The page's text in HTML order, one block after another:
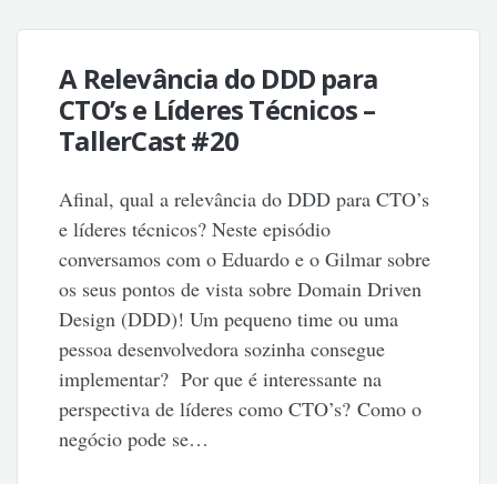
A Relevância do DDD para
CTO’s e Líderes Técnicos –
TallerCast #20
Afinal, qual a relevância do DDD para CTO’s
e líderes técnicos? Neste episódio
conversamos com o Eduardo e o Gilmar sobre
os seus pontos de vista sobre Domain Driven
Design (DDD)! Um pequeno time ou uma
pessoa desenvolvedora sozinha consegue
implementar? Por que é interessante na
perspectiva de líderes como CTO’s? Como o
negócio pode se…